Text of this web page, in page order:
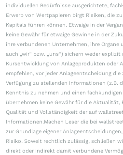
individuellen Bedürfnisse ausgerichtete,
Erwerb von Wertpapieren birgt Risiken, die
Kapitals führen können. Etwaige in der
keine Gewähr für etwaige Gewinne in der
ihre verbundenen Unternehmen, ihre
auch „wir“ bzw. „uns“) sichern weder
Kursentwicklung von Anlageprodukten oder
empfehlen, vor jeder Anlageentscheidung
Verfügung zu stellenden Informationen (z.B.
Kenntnis zu nehmen und einen
übernehmen keine Gewähr für die Aktualität,
Qualität und Vollständigkeit der auf
Informationen.Machen Leser die bei
zur Grundlage eigener
Risiko. Soweit rechtlich zulässig, schließen
direkt oder indirekt damit verbundene